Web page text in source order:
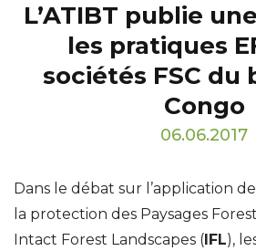
L’ATIBT publie
les pratiques
sociétés FSC du
Congo
06.06.2017
Dans le débat sur l’application
la protection des Paysages
Intact Forest Landscapes (IFL),